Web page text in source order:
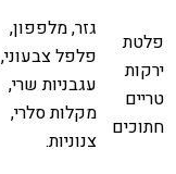
פלטת
ירקות
טריים
חתוכים
גזר, מלפפון,
פלפל צבעוני,
עגבניות שרי,
מקלות סלרי,
צנוניות.